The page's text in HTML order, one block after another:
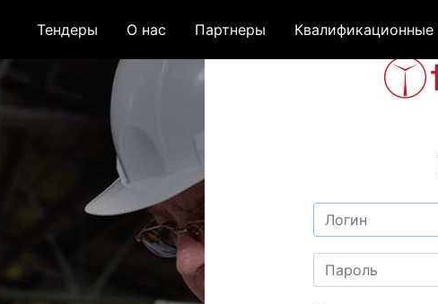
Тендеры О нас Партнеры Квалификационные